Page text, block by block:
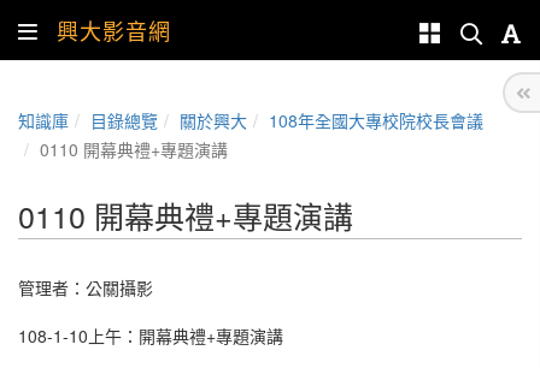
興大影音網
知識庫 目錄總覽 關於興大
108年全國大專校院校長會議
0110 開幕典禮+專題演講
0110 開幕典禮+專題演講
管理者： 公關攝影
108-1-10上午：開幕典禮+專題演講